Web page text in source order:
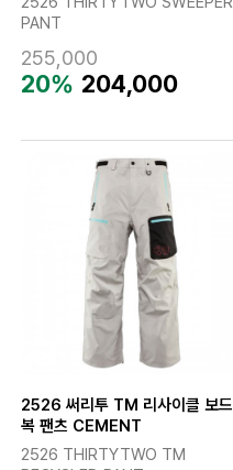
PANT
255,000
20% 204,000
2526 써리투 TM 리사이클 보드
복 팬츠 CEMENT
2526 THIRTYTWO TM